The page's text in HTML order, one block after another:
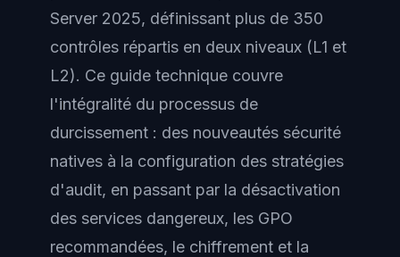
Server 2025, définissant plus de 350
contrôles répartis en deux niveaux (L1 et
L2). Ce guide technique couvre
l'intégralité du processus de
durcissement : des nouveautés sécurité
natives à la configuration des stratégies
d'audit, en passant par la désactivation
des services dangereux, les GPO
recommandées, le chiffrement et la